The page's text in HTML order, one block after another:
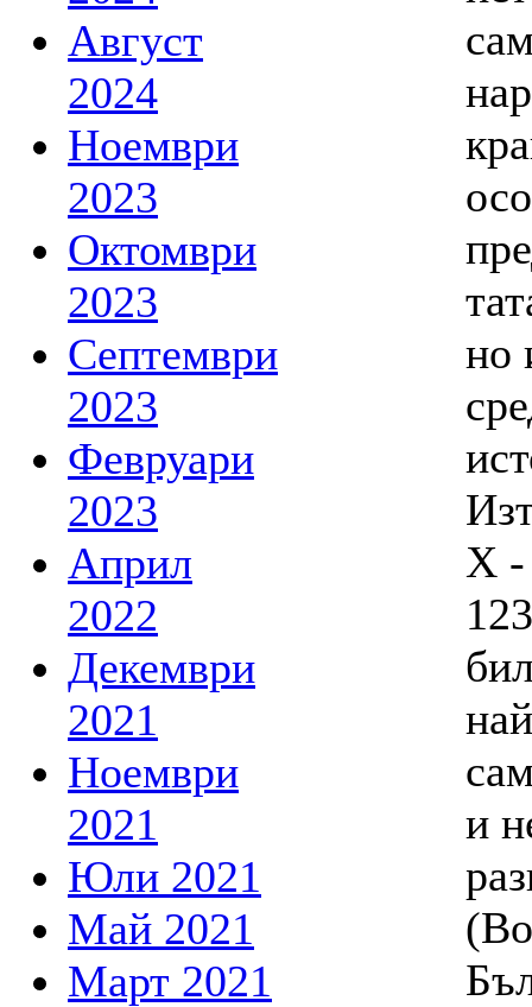
Август
2024
Ноември
2023
Октомври
2023
Септември
2023
Февруари
2023
Април
2022
Декември
2021
Ноември
2021
Юли 2021
Май 2021
Март 2021
но
X
и